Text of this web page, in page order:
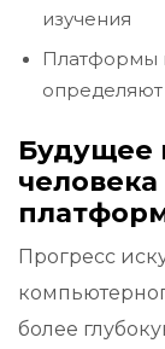
изучения
Платформы
Будущее
Прогресс
более